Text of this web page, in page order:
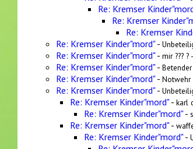
Re: Kremser
Re: Kremser
Re: Kremser
Re: Kremser Kinder"mord"-
Re: Kremser Kinder"mord"- mir ??? ? -
Re: Kremser Kinder"mord"- Betender
Re: Kremser Kinder"mord"- Notwehr
Re: Kremser Kinder"mord"-
Re: Kremser Kinder"mord"- karl
Re: Kremser Kinder"mord"-
Re: Kremser Kinder"mord"-
Re: Kremser Kinder"mord"-